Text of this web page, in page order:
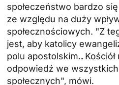
społeczeństwo bardzo
ze względu na duży
społecznościowych. "Z
jest, aby katolicy
polu apostolskim..
odpowiedź we
społecznych", mówi.